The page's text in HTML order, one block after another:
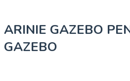
ARINIE GAZEBO
GAZEBO